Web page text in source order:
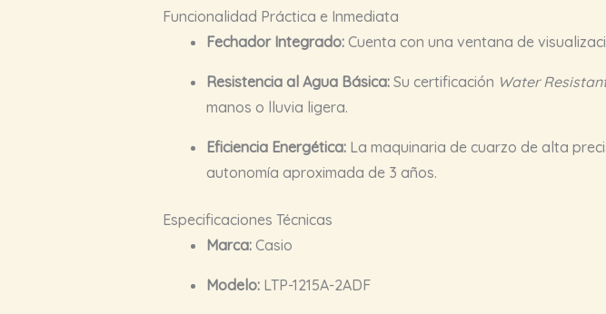
Funcionalidad Práctica e Inmediata
Fechador Integrado:Cuenta con una ventana de
Resistencia al Agua Básica:Su certificación Water
manos o lluvia ligera.
Eficiencia Energética:La maquinaria de cuarzo de alta
autonomía aproximada de 3 años.
Especificaciones Técnicas
Marca:Casio
Modelo:LTP-1215A-2ADF